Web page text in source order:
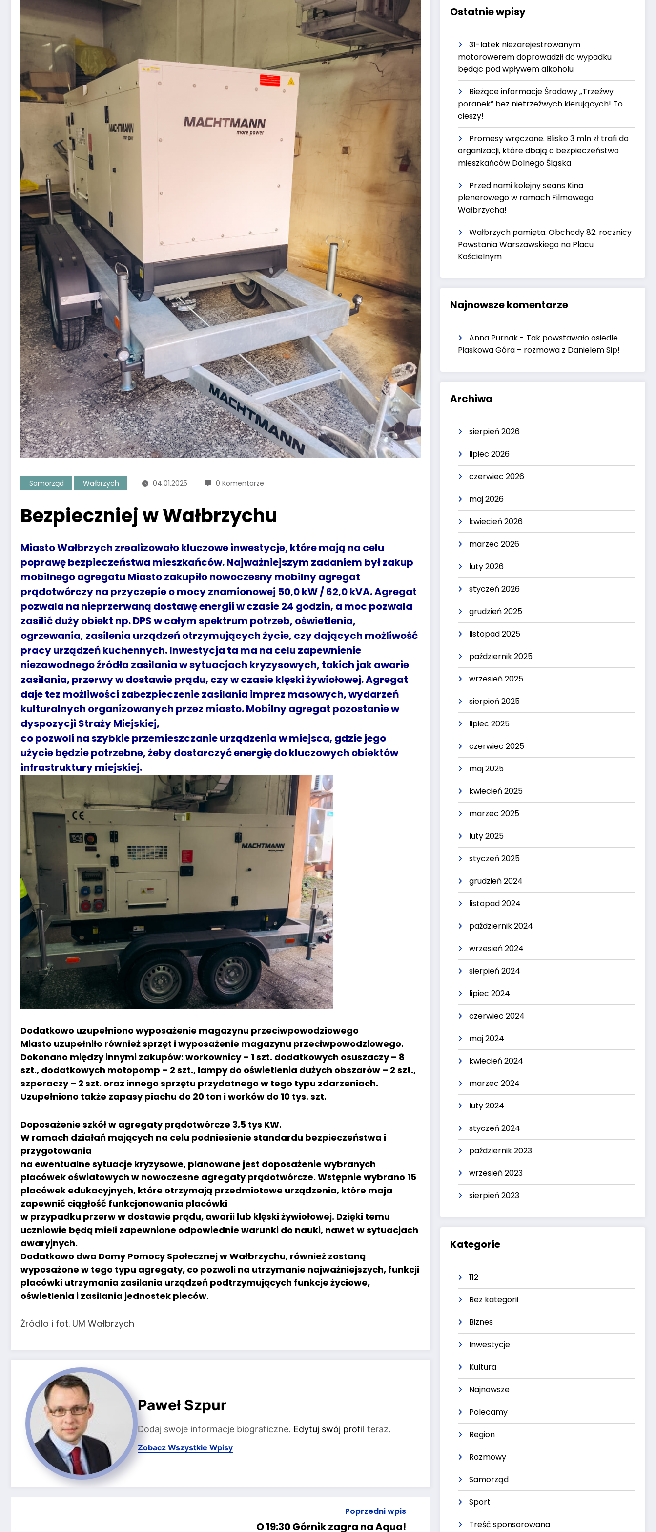
Samorząd Wałbrzych 04.01.2025 0 Komentarze
Bezpieczniej w Wałbrzychu
Miasto Wałbrzych zrealizowało kluczowe inwestycje, które mają na celu
poprawę bezpieczeństwa mieszkańców. Najważniejszym zadaniem był zakup
mobilnego agregatu Miasto zakupiło nowoczesny mobilny agregat
prądotwórczy na przyczepie o mocy znamionowej 50,0 kW / 62,0 kVA. Agregat
pozwala na nieprzerwaną dostawę energii w czasie 24 godzin, a moc pozwala
zasilić duży obiekt np. DPS w całym spektrum potrzeb, oświetlenia,
ogrzewania, zasilenia urządzeń otrzymujących życie, czy dających możliwość
pracy urządzeń kuchennych.Inwestycja ta ma na celu zapewnienie
niezawodnego źródła zasilania w sytuacjach kryzysowych, takich jak awarie
zasilania, przerwy w dostawie prądu, czy w czasie klęski żywiołowej. Agregat
daje tez możliwości zabezpieczenie zasilania imprez masowych, wydarzeń
kulturalnych organizowanych przez miasto. Mobilny agregat pozostanie w
dyspozycji Straży Miejskiej,
co pozwoli na szybkie przemieszczanie urządzenia w miejsca, gdzie jego
użycie będzie potrzebne, żeby dostarczyć energię do kluczowych obiektów
infrastruktury miejskiej.
Dodatkowo uzupełniono wyposażenie magazynu przeciwpowodziowego
Miasto uzupełniło również sprzęt i wyposażenie magazynu przeciwpowodziowego.
Dokonano między innymi zakupów: workownicy – 1 szt. dodatkowych osuszaczy – 8
szt., dodatkowych motopomp – 2 szt., lampy do oświetlenia dużych obszarów – 2 szt.,
szperaczy – 2 szt. oraz innego sprzętu przydatnego w tego typu zdarzeniach.
Uzupełniono także zapasy piachu do 20 ton i worków do 10 tys. szt.
Doposażenie szkół w agregaty prądotwórcze 3,5 tys KW.
W ramach działań mających na celu podniesienie standardu bezpieczeństwa i
przygotowania
na ewentualne sytuacje kryzysowe, planowane jest doposażenie wybranych
placówek oświatowych w nowoczesne agregaty prądotwórcze. Wstępnie wybrano 15
placówek edukacyjnych, które otrzymają przedmiotowe urządzenia, które maja
zapewnić ciągłość funkcjonowania placówki
w przypadku przerw w dostawie prądu, awarii lub klęski żywiołowej. Dzięki temu
uczniowie będą mieli zapewnione odpowiednie warunki do nauki, nawet w sytuacjach
awaryjnych.
Dodatkowo dwa Domy Pomocy Społecznej w Wałbrzychu, również zostaną
wyposażone w tego typu agregaty, co pozwoli na utrzymanie najważniejszych, funkcji
placówki utrzymania zasilania urządzeń podtrzymujących funkcje życiowe,
oświetlenia i zasilania jednostek pieców.
Źródło i fot. UM Wałbrzych
Paweł Szpur
Dodaj swoje informacje biograficzne. Edytuj swój profil teraz.
Zobacz Wszystkie Wpisy
Poprzedni wpis
O 19:30 Górnik zagra na Aqua!
Ostatnie wpisy
31-latek niezarejestrowanym
motorowerem doprowadził do wypadku
będąc pod wpływem alkoholu
Bieżące informacje Środowy „Trzeźwy
poranek” bez nietrzeźwych kierujących! To
cieszy!
Promesy wręczone. Blisko 3 mln zł trafi do
organizacji, które dbają o bezpieczeństwo
mieszkańców Dolnego Śląska
Przed nami kolejny seans Kina
plenerowego w ramach Filmowego
Wałbrzycha!
Wałbrzych pamięta. Obchody 82. rocznicy
Powstania Warszawskiego na Placu
Kościelnym
Najnowsze komentarze
Anna Purnak - Tak powstawało osiedle
Piaskowa Góra – rozmowa z Danielem Sip!
Archiwa
sierpień 2026
lipiec 2026
czerwiec 2026
maj 2026
kwiecień 2026
marzec 2026
luty 2026
styczeń 2026
grudzień 2025
listopad 2025
październik 2025
wrzesień 2025
sierpień 2025
lipiec 2025
czerwiec 2025
maj 2025
kwiecień 2025
marzec 2025
luty 2025
styczeń 2025
grudzień 2024
listopad 2024
październik 2024
wrzesień 2024
sierpień 2024
lipiec 2024
czerwiec 2024
maj 2024
kwiecień 2024
marzec 2024
luty 2024
styczeń 2024
październik 2023
wrzesień 2023
sierpień 2023
Kategorie
112
Bez kategorii
Biznes
Inwestycje
Kultura
Najnowsze
Polecamy
Region
Rozmowy
Samorząd
Sport
Treść sponsorowana